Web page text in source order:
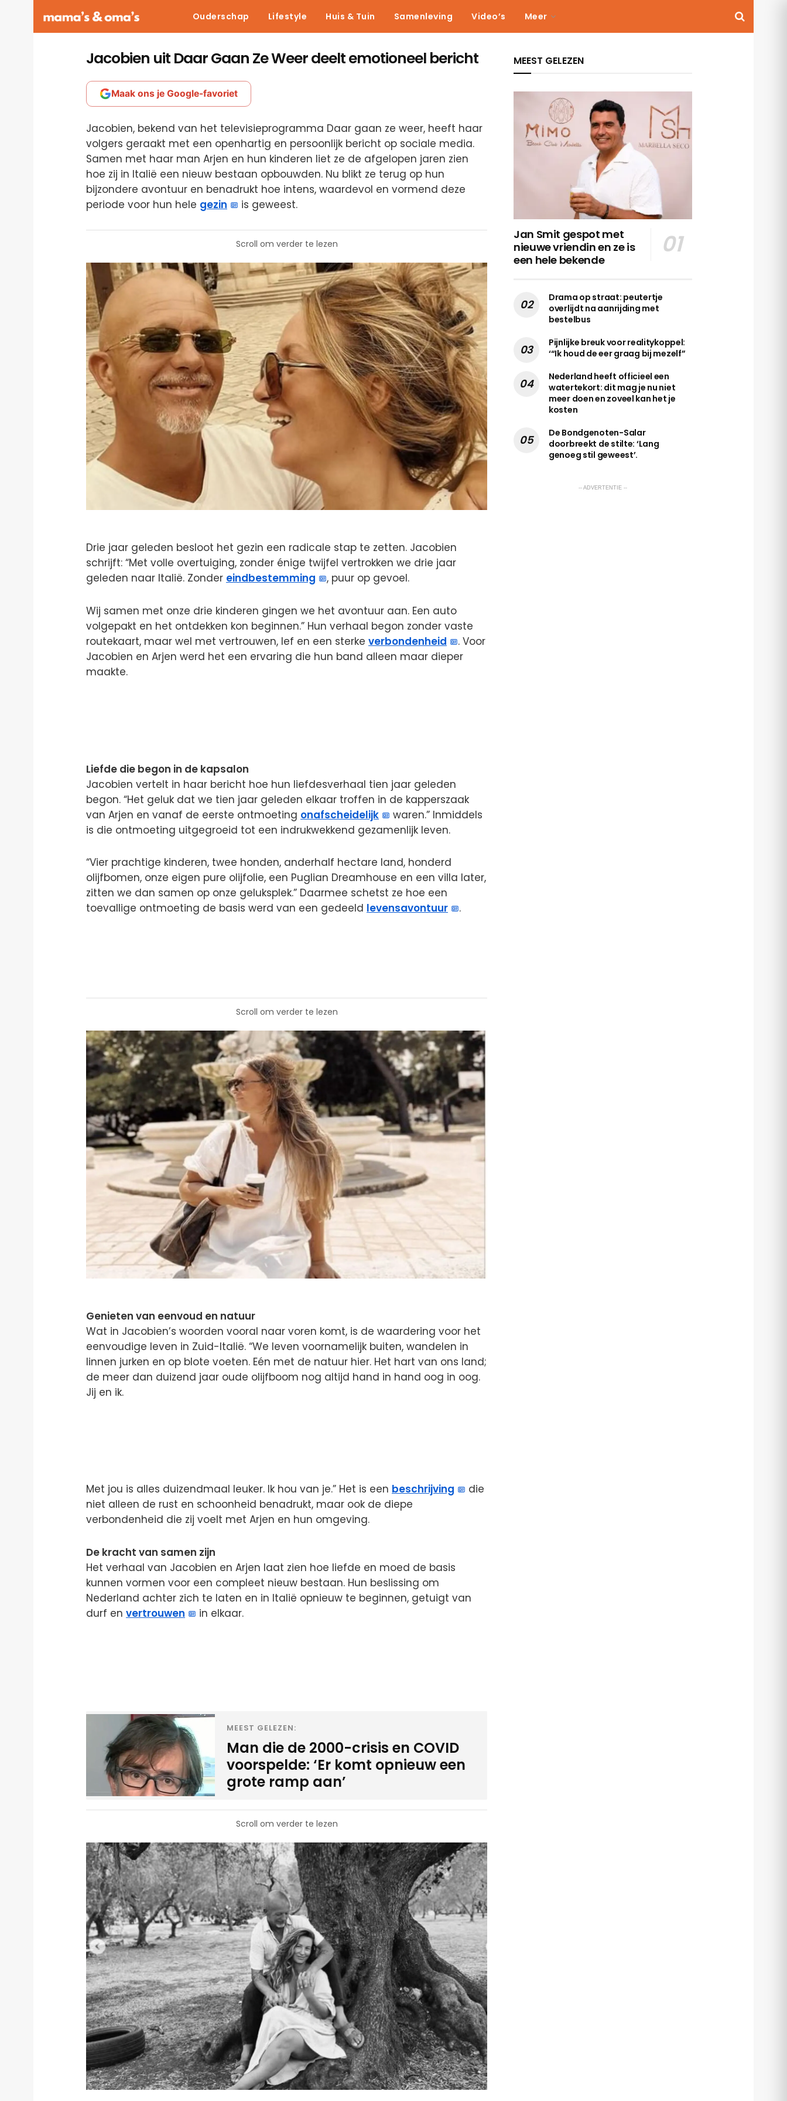
Ouderschap Lifestyle Huis & Tuin Samenleving Video’s Meer
Jacobien uit Daar Gaan Ze Weer deelt emotioneel bericht
Maak ons je Google-favoriet
Jacobien, bekend van het televisieprogramma Daar gaan ze weer, heeft haar
volgers geraakt met een openhartig en persoonlijk bericht op sociale media.
Samen met haar man Arjen en hun kinderen liet ze de afgelopen jaren zien
hoe zij in Italië een nieuw bestaan opbouwden. Nu blikt ze terug op hun
bijzondere avontuur en benadrukt hoe intens, waardevol en vormend deze
periode voor hun hele gezin is geweest.
Scroll om verder te lezen
Drie jaar geleden besloot het gezin een radicale stap te zetten. Jacobien
schrijft: “Met volle overtuiging, zonder énige twijfel vertrokken we drie jaar
geleden naar Italië. Zonder eindbestemming , puur op gevoel.
Wij samen met onze drie kinderen gingen we het avontuur aan. Een auto
volgepakt en het ontdekken kon beginnen.” Hun verhaal begon zonder vaste
routekaart, maar wel met vertrouwen, lef en een sterke verbondenheid
. Voor
Jacobien en Arjen werd het een ervaring die hun band alleen maar dieper
maakte.
Liefde die begon in de kapsalon
Jacobien vertelt in haar bericht hoe hun liefdesverhaal tien jaar geleden
begon. “Het geluk dat we tien jaar geleden elkaar troffen in de kapperszaak
van Arjen en vanaf de eerste ontmoeting onafscheidelijk
waren.” Inmiddels
is die ontmoeting uitgegroeid tot een indrukwekkend gezamenlijk leven.
“Vier prachtige kinderen, twee honden, anderhalf hectare land, honderd
olijfbomen, onze eigen pure olijfolie, een Puglian Dreamhouse en een villa later,
zitten we dan samen op onze geluksplek.” Daarmee schetst ze hoe een
toevallige ontmoeting de basis werd van een gedeeld levensavontuur .
Scroll om verder te lezen
Genieten van eenvoud en natuur
Wat in Jacobien’s woorden vooral naar voren komt, is de waardering voor het
eenvoudige leven in Zuid-Italië. “We leven voornamelijk buiten, wandelen in
linnen jurken en op blote voeten. Eén met de natuur hier. Het hart van ons land;
de meer dan duizend jaar oude olijfboom nog altijd hand in hand oog in oog.
Jij en ik.
Met jou is alles duizendmaal leuker. Ik hou van je.” Het is een beschrijving
die
niet alleen de rust en schoonheid benadrukt, maar ook de diepe
verbondenheid die zij voelt met Arjen en hun omgeving.
De kracht van samen zijn
Het verhaal van Jacobien en Arjen laat zien hoe liefde en moed de basis
kunnen vormen voor een compleet nieuw bestaan. Hun beslissing om
Nederland achter zich te laten en in Italië opnieuw te beginnen, getuigt van
durf en vertrouwen in elkaar.
MEEST GELEZEN:
Man die de 2000-crisis en COVID
voorspelde: ‘Er komt opnieuw een
grote ramp aan’
Scroll om verder te lezen
MEEST GELEZEN
Jan Smit gespot met
nieuwe vriendin en ze is
een hele bekende
Drama op straat: peutertje
overlijdt na aanrijding met
bestelbus
Pijnlijke breuk voor realitykoppel:
‘“Ik houd de eer graag bij mezelf”
Nederland heeft officieel een
watertekort: dit mag je nu niet
meer doen en zoveel kan het je
kosten
De Bondgenoten-Salar
doorbreekt de stilte: ‘Lang
genoeg stil geweest’.
-- ADVERTENTIE --